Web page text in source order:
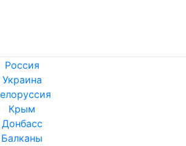
Россия
Украина
Крым
Донбасс
Балканы